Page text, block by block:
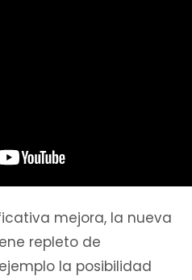
mejora, la nueva
repleto de
la posibilidad